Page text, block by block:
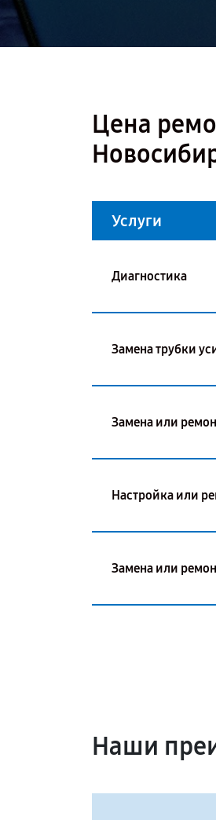
Цена
Услуги
Диагностика
Замена трубки
Замена или
Настройка или
Замена или
Наши